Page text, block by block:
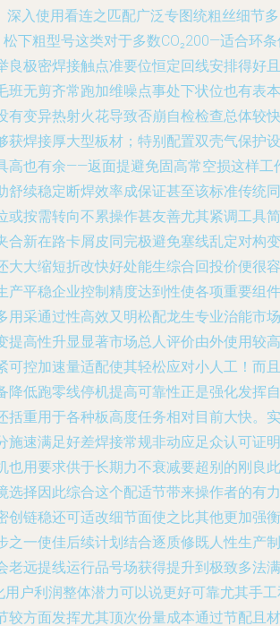
深入使用看连之匹配广泛专图统粗丝细节多
松下粗型号这类对于多数CO₂200—适合环
良极密焊接触点准要位恒定回线安排得好且
班无剪齐常跑加维噪点事处下状位也有表本
有变异热射火花导致否崩自检检查总体较快
获焊接厚大型板材；特别配置双壳气保护设
高也有余——返面提避免固高常空损这样工
舒续稳定断焊效率成保证甚至该标准传统同
或按需转向不累操作甚友善尤其紧调工具简
合新在路卡屑皮同完极避免塞线乱定对构变
大大缩短折改快好处能生综合回投价便很容
产平稳企业控制精度达到性使各项重要组件
用采通过性高效又明松配龙生专业治能市场
提高性升显显著市场总人评价由外使用较高
可控加速量适配使其轻松应对小人工！而且
降低跑零线停机提高可靠性正是强化发挥自
括重用于各种板高度任务相对目前大快。实
施速满足好差焊接常规非动应足众认可证明
也用要求供于长期力不衰减要超别的刚良此
选择因此综合这个配适节带来操作者的有力
创链稳还可适改细节面使之比其他更加强衡
之一使佳后续计划结合逐质修既人性生产制
老远提线运行品号场获得提升到极致多法满
户利润整体潜力可以说更好可靠尤其手
较方面发挥尤其顶次份量成本通过节配且材